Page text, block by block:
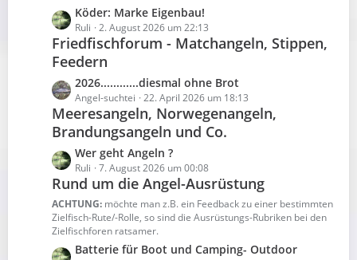
ä
g
e
e
i
t
r
ä
g
e
z
t
e
B
e
i
r
ä
g
e
L
e
t
z
e
B
e
i
t
r
ä
g
e
Köder: Marke Eigenbau!
Ruli 2. August 2026 um 22:13
Friedfischforum - Matchangeln, Stippen,
Feedern
L
e
t
z
e
B
e
i
t
2026............diesmal ohne Brot
Angel-suchtei 22. April 2026 um 18:13
Meeresangeln, Norwegenangeln,
Brandungsangeln und Co.
L
e
t
z
t
e
B
Wer geht Angeln ?
Ruli 7. August 2026 um 00:08
Rund um die Angel-Ausrüstung
ACHTUNG: möchte man z.B. ein Feedback zu einer bestimmten
Zielfisch-Rute/-Rolle, so sind die Ausrüstungs-Rubriken bei den
Zielfischforen ratsamer.
L
Batterie für Boot und Camping- Outdoor